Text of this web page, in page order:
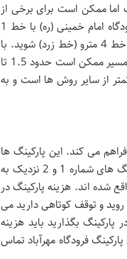
اما ممکن است برای برخی از
مسافران به ویژه کسانی که بار زیادی همراه دارند کمی دشوار باشد. برای استفاده از مترو باید ابتدا از فرودگاه امام خمینی (ره) با خط 1
مترو (خط قرمز) به ایستگاه دروازه دولت بروید. در ایستگاه دروازه دولت باید خط خود را تغییر داده و وارد خط 4 مترو (خط زرد) شوید. با
استفاده از خط 4 مترو می توانید به ایستگاه های فرودگاه مهرآباد (پایانه 1 و 2 یا پایانه 4 و 6) برسید. این مسیر ممکن است حدود 1.5 تا
از سایر روش ها است و به
می کند. این پارکینگ ها
شامل سه پارکینگ طبقاتی (پارکینگ شماره 1 2 و 4) و یک پارکینگ روباز (پارکینگ شماره 3) هستند. پارکینگ های شماره 1 و 2 نزدیک به
های 1 و 2 فرودگاه قرار دارند در حالی که پارکینگ های شماره 3 و 4 نزدیک به ترمینال های 4 و 6 واقع شده اند. هزینه پارکینگ در
و توقف کوتاهی دارید می
بگذارید باید هزینه
فرودگاه مهرآباد تماس